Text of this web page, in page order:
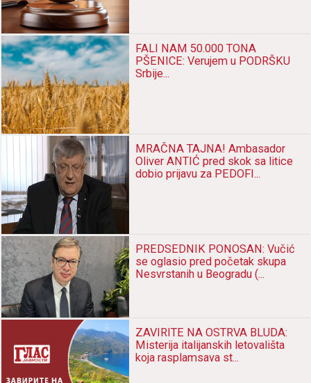
FALI NAM 50.000 TONA
PŠENICE: Verujem u PODRŠKU
Srbije...
MRAČNA TAJNA! Ambasador
Oliver ANTIĆ pred skok sa litice
dobio prijavu za PEDOFI...
PREDSEDNIK PONOSAN: Vučić
se oglasio pred početak skupa
Nesvrstanih u Beogradu (...
ZAVIRITE NA OSTRVA BLUDA:
Misterija italijanskih letovališta
koja rasplamsava st...